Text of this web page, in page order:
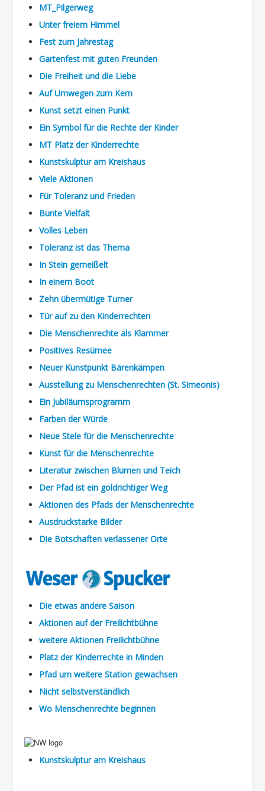
MT_Pilgerweg
Unter freiem Himmel
Fest zum Jahrestag
Gartenfest mit guten Freunden
Die Freiheit und die Liebe
Auf Umwegen zum Kern
Kunst setzt einen Punkt
Ein Symbol für die Rechte der Kinder
MT Platz der Kinderrechte
Kunstskulptur am Kreishaus
Viele Aktionen
Für Toleranz und Frieden
Bunte Vielfalt
Volles Leben
Toleranz ist das Thema
In Stein gemeißelt
In einem Boot
Zehn übermütige Turner
Tür auf zu den Kinderrechten
Die Menschenrechte als Klammer
Positives Resümee
Neuer Kunstpunkt Bärenkämpen
Ausstellung zu Menschenrechten (St. Simeonis)
Ein Jubiläumsprogramm
Farben der Würde
Neue Stele für die Menschenrechte
Kunst für die Menschenrechte
Literatur zwischen Blumen und Teich
Der Pfad ist ein goldrichtiger Weg
Aktionen des Pfads der Menschenrechte
Ausdruckstarke Bilder
Die Botschaften verlassener Orte
Die etwas andere Saison
Aktionen auf der Freilichtbühne
weitere Aktionen Freilichtbühne
Platz der Kinderrechte in Minden
Pfad um weitere Station gewachsen
Nicht selbstverständlich
Wo Menschenrechte beginnen
Kunstskulptur am Kreishaus